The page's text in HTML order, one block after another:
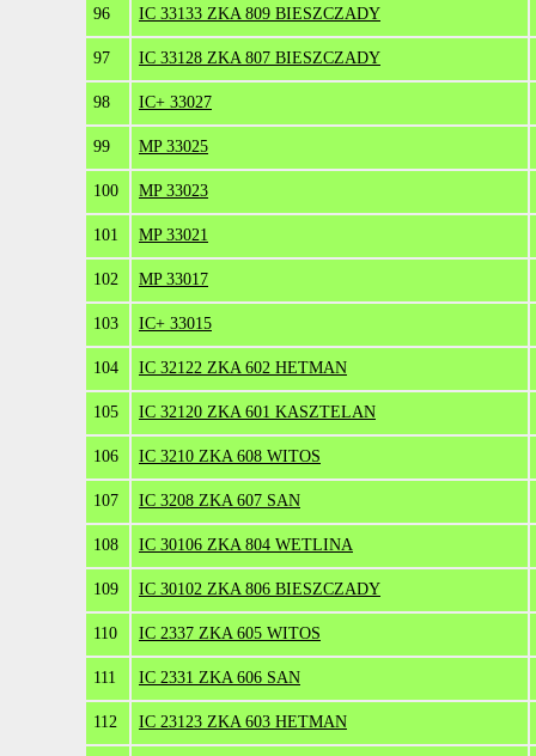
96 IC 33133 ZKA 809 BIESZCZADY
97 IC 33128 ZKA 807 BIESZCZADY
98 IC+ 33027
99 MP 33025
100 MP 33023
101 MP 33021
102 MP 33017
103 IC+ 33015
104 IC 32122 ZKA 602 HETMAN
105 IC 32120 ZKA 601 KASZTELAN
106 IC 3210 ZKA 608 WITOS
107 IC 3208 ZKA 607 SAN
108 IC 30106 ZKA 804 WETLINA
109 IC 30102 ZKA 806 BIESZCZADY
110 IC 2337 ZKA 605 WITOS
111 IC 2331 ZKA 606 SAN
112 IC 23123 ZKA 603 HETMAN